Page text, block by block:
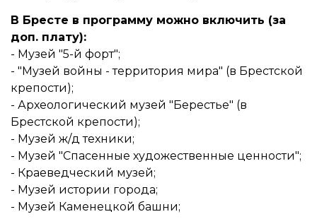
В Бресте в программу можно включить (за
доп. плату):
- Музей "5-й форт";
- "Музей войны - территория мира" (в Брестской
крепости);
- Археологический музей "Берестье" (в
Брестской крепости);
- Музей ж/д техники;
- Музей "Спасенные художественные ценности";
- Краеведческий музей;
- Музей истории города;
- Музей Каменецкой башни;